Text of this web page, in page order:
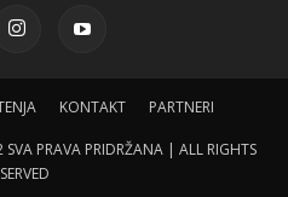
KONTAKT PARTNERI
PRAVA PRIDRŽANA | ALL RIGHTS